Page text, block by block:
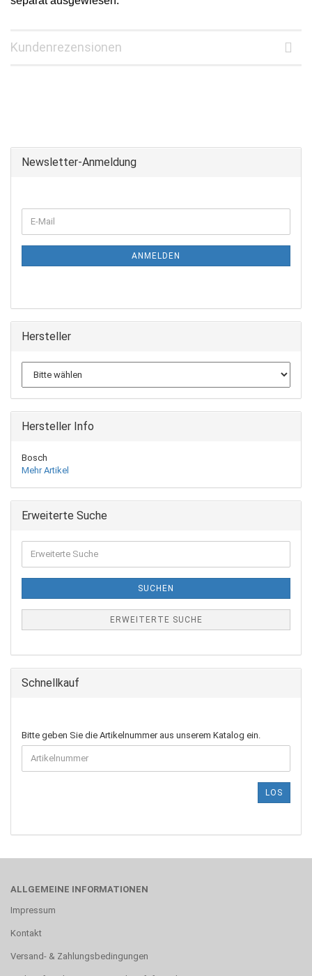
Kundenrezensionen
Newsletter-Anmeldung
ZUR
NEWSLETTER-
E-
Mail
ANMELDEN
Hersteller
Hersteller Info
Bosch
Mehr Artikel
Erweiterte Suche
Suche
SUCHEN
ERWEITERTE SUCHE
Schnellkauf
BITTE
GEBEN
SIE
DIE
EIN.
Bitte geben Sie die Artikelnummer aus unserem Katalog ein.
LOS
ALLGEMEINE INFORMATIONEN
Impressum
Kontakt
Versand- & Zahlungsbedingungen